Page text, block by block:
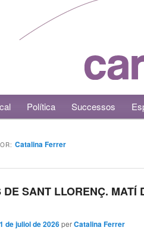
principal
secundari
Política Successos
Catalina Ferrer
DE SANT LLORENÇ. MATÍ
de juliol de 2026perCatalina Ferrer